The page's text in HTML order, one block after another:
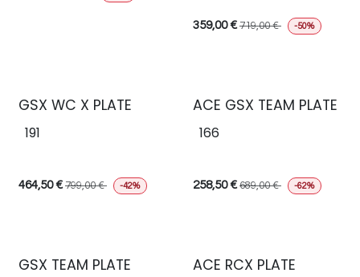
359,00€ 719,00€ -50%
GSX WC X PLATE
191
464,50€ 799,00€ -42%
ACE GSX TEAM PLATE
166
258,50€ 689,00€ -62%
GSX TEAM PLATE ACE RCX PLATE